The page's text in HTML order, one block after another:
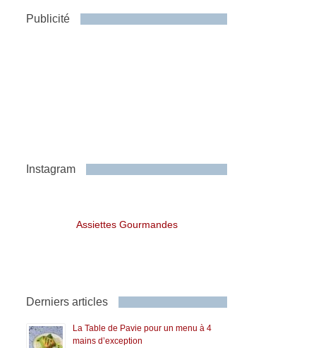
Publicité
Instagram
Assiettes Gourmandes
Derniers articles
La Table de Pavie pour un menu à 4
mains d’exception